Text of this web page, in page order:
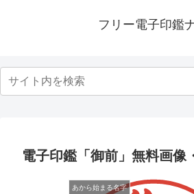
フリー電子印鑑
電子印鑑「御前」無料画像
あから始まる名字